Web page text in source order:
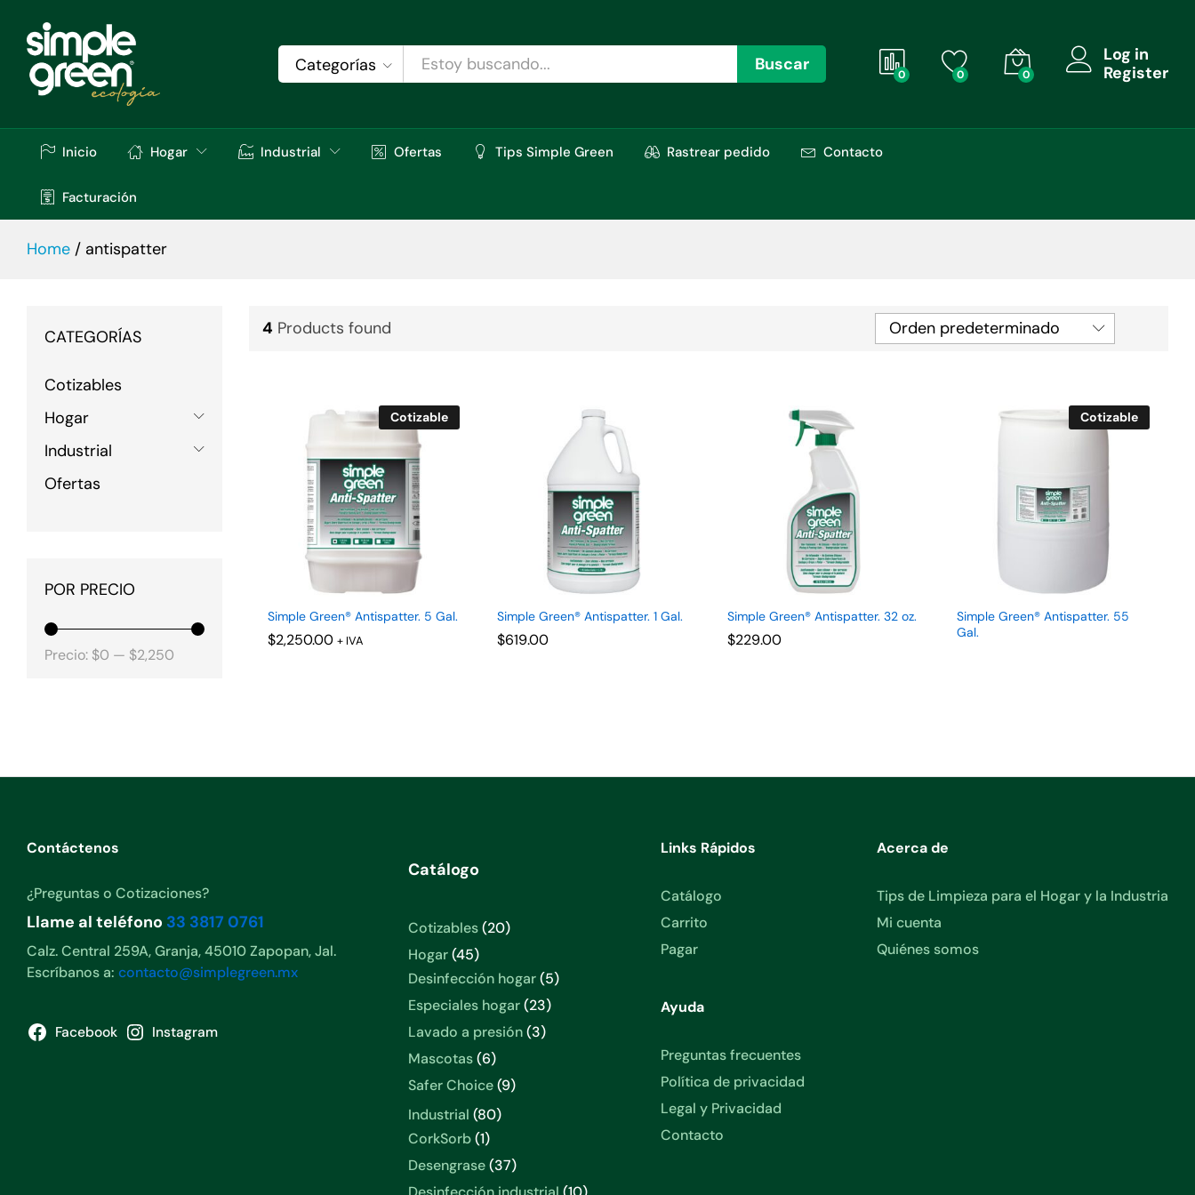
Categorías Buscar 0 0 0
Log in
Register
Inicio Hogar Industrial Ofertas Tips Simple Green Rastrear pedido Contacto
Facturación
Home / antispatter
4 Products found Orden predeterminado
Cotizable
Simple Green® Antispatter. 5 Gal.
$2,250.00 + IVA
$2,250.00
Simple Green® Antispatter. 1 Gal.
$619.00
$619.00
Simple Green® Antispatter. 32 oz.
$229.00
$229.00
Cotizable
Simple Green® Antispatter. 55
Gal.
CATEGORÍAS
Cotizables
Hogar
Industrial
Ofertas
POR PRECIO
Precio: $0 — $2,250
Contáctenos
¿Preguntas o Cotizaciones?
Llame al teléfono 33 3817 0761
Calz. Central 259A, Granja, 45010 Zapopan, Jal.
Escríbanos a: contacto@simplegreen.mx
Facebook Instagram
Catálogo
Cotizables 2020
Hogar 4545
productos
Desinfección hogar 55
Especiales hogar 2323
productos
Lavado a presión 33
Mascotas 66
productos
Safer Choice 99
Industrial 8080
CorkSorb 11
producto
Desengrase 3737
productos10
Links Rápidos
Catálogo
Carrito
Pagar
Ayuda
Preguntas frecuentes
Política de privacidad
Legal y Privacidad
Contacto
Acerca de
Tips de Limpieza para el Hogar y la Industria
Mi cuenta
Quiénes somos